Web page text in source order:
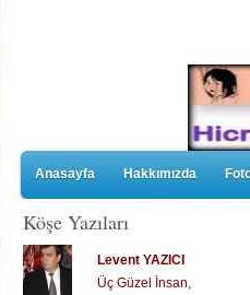
Anasayfa Hakkımızda
Köşe Yazıları
Levent YAZICI
Üç Güzel İnsan,